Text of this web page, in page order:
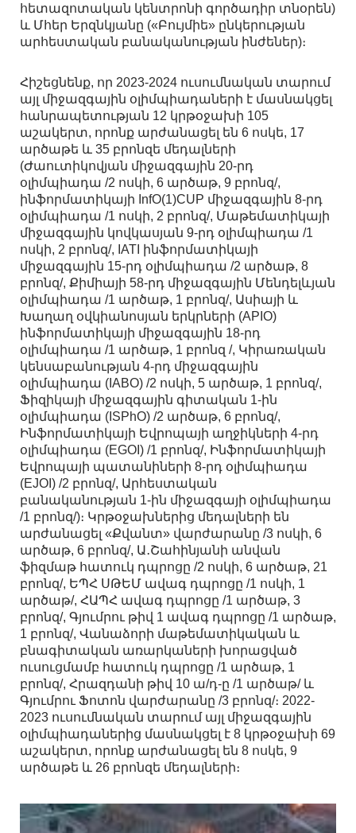
հետազոտական կենտրոնի գործադիր տնօրեն)
և Մհեր Երզնկյանը («Բույմիե» ընկերության
արհեստական բանականության ինժեներ)։
Հիշեցնենք, որ 2023-2024 ուսումնական տարում
այլ միջազգային օլիմպիադաների է մասնակցել
հանրապետության 12 կրթօջախի 105
աշակերտ, որոնք արժանացել են 6 ոսկե, 17
արծաթե և 35 բրոնզե մեդալների
(Ժաուտիկովյան միջազգային 20-րդ
օլիմպիադա /2 ոսկի, 6 արծաթ, 9 բրոնզ/,
ինֆորմատիկայի InfO(1)CUP միջազգային 8-րդ
օլիմպիադա /1 ոսկի, 2 բրոնզ/, Մաթեմատիկայի
միջազգային կովկասյան 9-րդ օլիմպիադա /1
ոսկի, 2 բրոնզ/, IATI ինֆորմատիկայի
միջազգային 15-րդ օլիմպիադա /2 արծաթ, 8
բրոնզ/, Քիմիայի 58-րդ միջազգային Մենդելևյան
օլիմպիադա /1 արծաթ, 1 բրոնզ/, Ասիայի և
Խաղաղ օվկիանոսյան երկրների (APIO)
ինֆորմատիկայի միջազգային 18-րդ
օլիմպիադա /1 արծաթ, 1 բրոնզ /, Կիրառական
կենսաբանության 4-րդ միջազգային
օլիմպիադա (IABO) /2 ոսկի, 5 արծաթ, 1 բրոնզ/,
Ֆիզիկայի միջազգային գիտական 1-ին
օլիմպիադա (ISPhO) /2 արծաթ, 6 բրոնզ/,
Ինֆորմատիկայի Եվրոպայի աղջիկների 4-րդ
օլիմպիադա (EGOI) /1 բրոնզ/, Ինֆորմատիկայի
Եվրոպայի պատանիների 8-րդ օլիմպիադա
(EJOI) /2 բրոնզ/, Արհեստական
բանականության 1-ին միջազգայի օլիմպիադա
/1 բրոնզ/)։ Կրթօջախներից մեդալների են
արժանացել «Քվանտ» վարժարանը /3 ոսկի, 6
արծաթ, 6 բրոնզ/, Ա․Շահինյանի անվան
ֆիզմաթ հատուկ դպրոցը /2 ոսկի, 6 արծաթ, 21
բրոնզ/, ԵՊՀ ՍԹԵՄ ավագ դպրոցը /1 ոսկի, 1
արծաթ/, ՀԱՊՀ ավագ դպրոցը /1 արծաթ, 3
բրոնզ/, Գյումրու թիվ 1 ավագ դպրոցը /1 արծաթ,
1 բրոնզ/, Վանաձորի մաթեմատիկական և
բնագիտական առարկաների խորացված
ուսուցմամբ հատուկ դպրոցը /1 արծաթ, 1
բրոնզ/, Հրազդանի թիվ 10 ա/դ-ը /1 արծաթ/ և
Գյումրու Ֆոտոն վարժարանը /3 բրոնզ/։ 2022-
2023 ուսումնական տարում այլ միջազգային
օլիմպիադաներից մասնակցել է 8 կրթօջախի 69
աշակերտ, որոնք արժանացել են 8 ոսկե, 9
արծաթե և 26 բրոնզե մեդալների։